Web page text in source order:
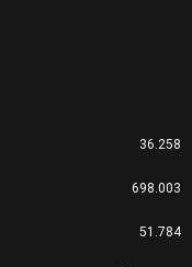
36.258
698.003
51.784